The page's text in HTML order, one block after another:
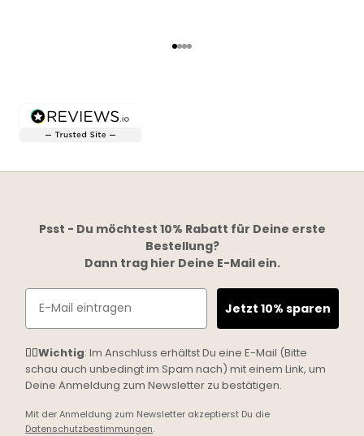
Go to item 1
Go to item 2
Go to item 3
Go to item 4
Psst - Du möchtest 10% Rabatt für Deine erste
Bestellung?
Dann trag hier Deine E-Mail ein.
Email
Jetzt 10% sparen
☝🏼Wichtig: Im Anschluss erhältst Du eine E-Mail (Bitte
schau auch unbedingt im Spam nach) mit einem Link, um
Deine Anmeldung zum Newsletter zu bestätigen.
Mit der Anmeldung zum Newsletter akzeptierst Du die
Datenschutzbestimmungen.